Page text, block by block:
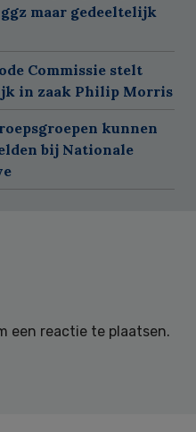
maar gedeeltelijk
Commissie stelt
in zaak Philip Morris
kunnen
bij Nationale
een reactie te plaatsen.